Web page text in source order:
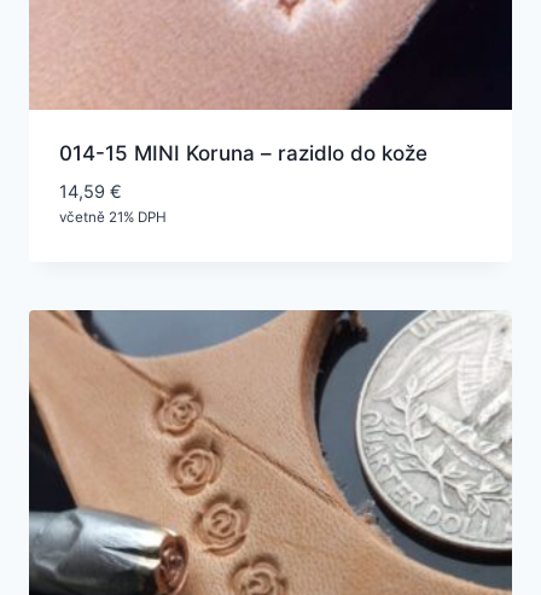
014-15 MINI Koruna – razidlo do kože
14,59 €
včetně 21% DPH